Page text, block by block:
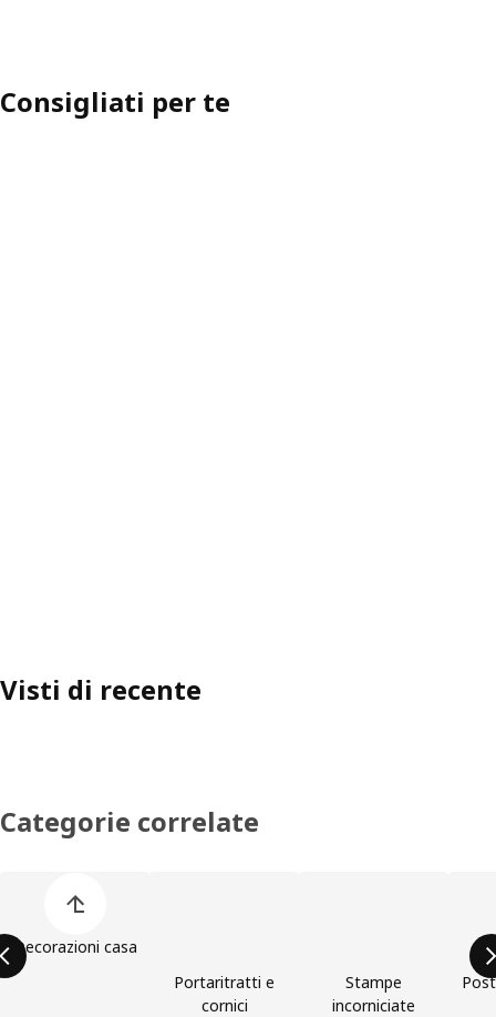
Consigliati per te
Visti di recente
Categorie correlate
Decorazioni casa
Portaritratti e
cornici
Stampe
incorniciate